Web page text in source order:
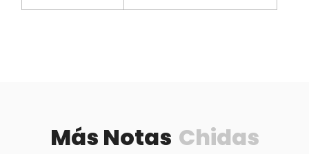
Más Notas Chidas